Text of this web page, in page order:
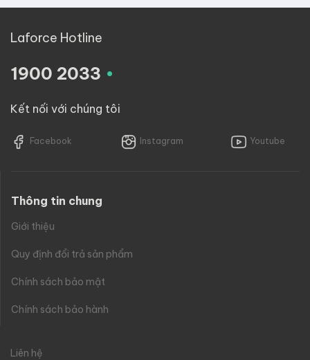
Laforce Hotline
1900 2033 .
Kết nối với chúng tôi
Facebook Instagram Youtube
Thông tin chung
Giới thiệu
Quy định đổi trả sản phẩm
Chính sách bảo mật
Chính sách bảo hành
Liên hệ